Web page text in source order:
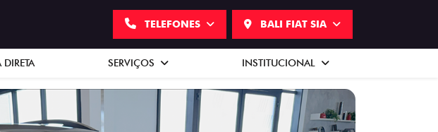
TELEFONES BALI FIAT SIA
SERVIÇOS INSTITUCIONAL